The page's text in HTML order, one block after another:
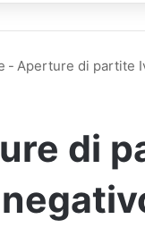
- Aperture di partite
di